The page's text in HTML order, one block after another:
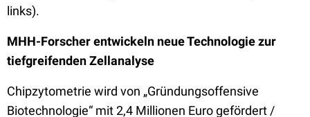
links).
MHH-Forscher entwickeln neue Technologie zur
tiefgreifenden Zellanalyse
Chipzytometrie wird von „Gründungsoffensive
Biotechnologie“ mit 2,4 Millionen Euro gefördert /